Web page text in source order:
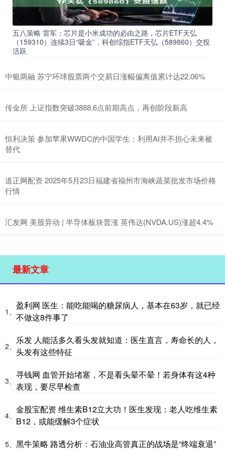
五八策略 雷军：芯片是小米成功的必由之路，芯片ETF天弘
（159310）连续3日“吸金”，科创综指ETF天弘（589860）交投
活跃
中银两融 苏宁环球股票两个交易日涨幅偏离值累计达22.06%
传金所 上证指数突破3888.6点前期高点，再创阶段新高
恒利决策 参加苹果WWDC的中国学生：利用AI并不担心未来被
替代
道正网配资 2025年5月23日福建省福州市海峡蔬菜批发市场价格
行情
汇发网 美股异动 | 半导体板块普涨 英伟达(NVDA.US)涨超4.4%
最新文章
1、
盈利网 医生：能吃能喝的糖尿病人，基本在63岁，就已经
不做这8件事了
2、
乐发 人能活多久看头发就知道：医生直言，寿命长的人，
头发有这些特征
3、
寻钱网 血管开始堵塞，不是看头晕不晕！若身体有这4种
表现，要尽早检查
4、
金股宝配资 维生素B12立大功！医生发现：老人吃维生素
B12，或能缓解3个症状
5、 黑牛策略 路透分析：石油业高管真正的战场是“终端衰退”